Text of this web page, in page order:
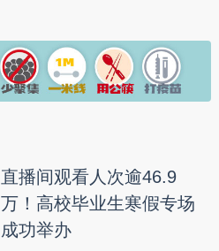
直播间观看人次逾46.9
万！高校毕业生寒假专场
成功举办